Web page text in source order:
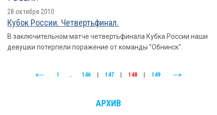
28 октября 2010
Кубок России. Четвертьфинал.
В заключительном матче четвертьфинала Кубка России наши
девушки потерпели поражение от команды "Обнинск".
1 .. 146 147 148 149
АРХИВ